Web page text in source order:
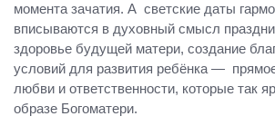
момента зачатия. А светские даты
вписываются в духовный смысл
здоровье будущей матери, создание
условий для развития ребёнка —
любви и ответственности, которые так
образе Богоматери.